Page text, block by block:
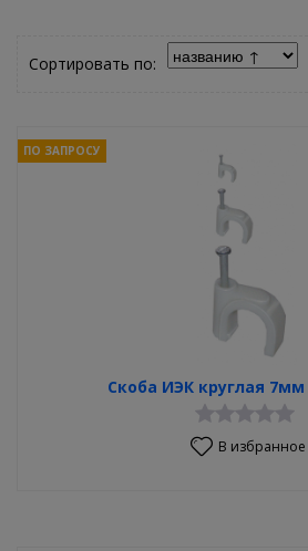
Сортировать по:
Скоба ИЭК круглая
ПО ЗАПРОСУ
В избранное